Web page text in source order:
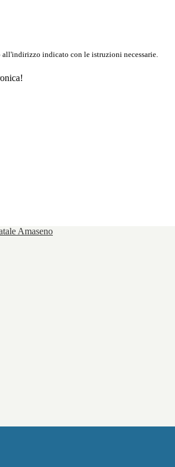
all'indirizzo indicato con le istruzioni necessarie.